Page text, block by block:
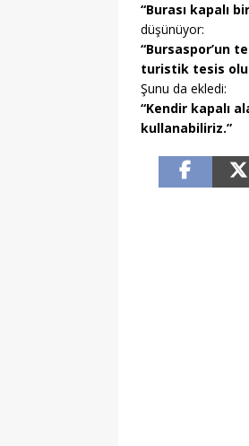
“Burası kapalı
düşünüyor:
“Bursaspor’un
turistik tesis
Şunu da ekledi:
“Kendir kapalı
kullanabiliriz.”